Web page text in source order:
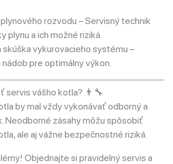
rozvodu – Servisný technik
plynu a ich možné riziká.
skúška vykurovacieho systému –
pre optimálny výkon.
servis vášho kotla? 👨‍🔧
by mal vždy vykonávať odborný a
Neodborné zásahy môžu spôsobiť
ale aj vážne bezpečnostné riziká.
Objednajte si pravidelný servis a